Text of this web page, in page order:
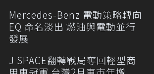
Mercedes-Benz 電動策略轉向
EQ 命名淡出 燃油與電動並行
發展
J SPACE翻轉戰局奪回輕型商